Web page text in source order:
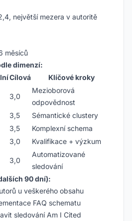
největší mezera v autoritě
měsíců
dimenzí:
Cílová Klíčové kroky
3,0
Mezioborová
odpovědnost
3,5
Sémantické clustery
3,5
Komplexní schema
3,0 Kvalifikace + výzkum
3,0
Automatizované
sledování
90 dní):
u veškerého obsahu
FAQ schematu
sledování Am I Cited